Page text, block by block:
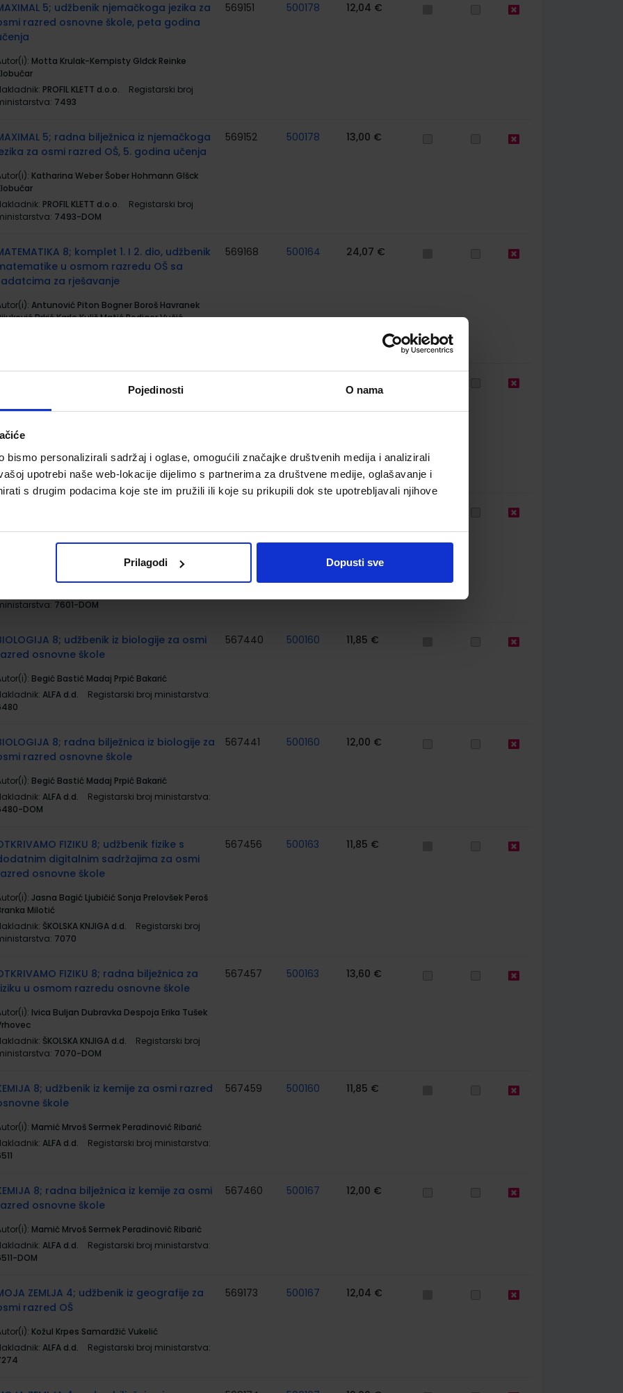
Pojedinosti O nama
bismo personalizirali sadržaj i oglase, omogućili značajke društvenih medija i analizirali
upotrebi naše web-lokacije dijelimo s partnerima za društvene medije, oglašavanje i
s drugim podacima koje ste im pružili ili koje su prikupili dok ste upotrebljavali njihove
Prilagodi Dopusti sve
5; udžbenik njemačkoga jezika za
razred osnovne škole, peta godina
Motta Krulak-Kempisty Glđck Reinke
PROFIL KLETT d.o.o.
Registarski broj
7493
569151 500178 12,04 €
5; radna bilježnica iz njemačkoga
za osmi razred OŠ, 5. godina učenja
Katharina Weber Šober Hohmann Glšck
PROFIL KLETT d.o.o.
Registarski broj
7493-DOM
569152 500178 13,00 €
8; komplet 1. I 2. dio, udžbenik
u osmom razredu OŠ sa
za rješavanje
Antunović Piton Bogner Boroš Havranek
Brkić Karlo Kuliš Matić Rodiger Vučić
569168 500164 24,07 €
razredu osnovne škole s dodatnim
sadržajima
ŠKOLSKA KNJIGA d.d.
Registarski broj
7601
Babić Bubica Dimovski Leko Mihočka Ružić
7601-DOM
8; udžbenik iz biologije za osmi
osnovne škole
Begić Bastić Madaj Prpić Bakarić
ALFA d.d.
Registarski broj ministarstva:
567440 500160 11,85 €
8; radna bilježnica iz biologije za
razred osnovne škole
Begić Bastić Madaj Prpić Bakarić
ALFA d.d.
Registarski broj ministarstva:
DOM
567441 500160 12,00 €
FIZIKU 8; udžbenik fizike s
digitalnim sadržajima za osmi
osnovne škole
Jasna Bagić Ljubičić Sonja Prelovšek Peroš
Milotić
ŠKOLSKA KNJIGA d.d.
Registarski broj
7070
567456 500163 11,85 €
FIZIKU 8; radna bilježnica za
u osmom razredu osnovne škole
Ivica Buljan Dubravka Despoja Erika Tušek
ŠKOLSKA KNJIGA d.d.
Registarski broj
7070-DOM
567457 500163 13,60 €
8; udžbenik iz kemije za osmi razred
škole
Mamić Mrvoš Sermek Peradinović Ribarić
ALFA d.d.
Registarski broj ministarstva:
567459 500160 11,85 €
8; radna bilježnica iz kemije za osmi
osnovne škole
Mamić Mrvoš Sermek Peradinović Ribarić
ALFA d.d.
Registarski broj ministarstva:
DOM
567460 500167 12,00 €
ZEMLJA 4; udžbenik iz geografije za
razred OŠ
Kožul Krpes Samardžić Vukelić
ALFA d.d.
Registarski broj ministarstva:
569173 500167 12,04 €